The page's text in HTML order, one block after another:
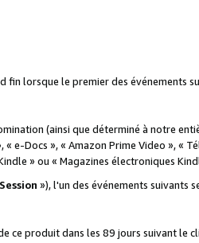
fin lorsque le premier des événements
(ainsi que déterminé à notre
e-Docs », « Amazon Prime Video », «
» ou « Magazines électroniques
Session »), l'un des événements suivants
produit dans les 89 jours suivant le